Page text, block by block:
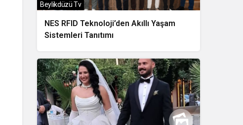
NES RFID Teknoloji’den Akıllı Yaşam
Sistemleri Tanıtımı
Beylikdüzü Tv